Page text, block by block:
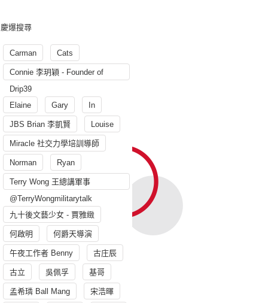
慶爆搜尋
Carman Cats
Connie 李玥穎 - Founder of
Drip39
Elaine
Gary In
JBS Brian 李凱賢 Louise
Miracle 社交力學培訓導師
Norman Ryan
Terry Wong 王總講軍事
@TerryWongmilitarytalk
九十後文藝少女 - 賈雅緻
何啟明 何爵天導演
午夜工作者 Benny 古庄辰
古立 吳佩孚 基哥
孟希璘 Ball Mang 宋浩暉